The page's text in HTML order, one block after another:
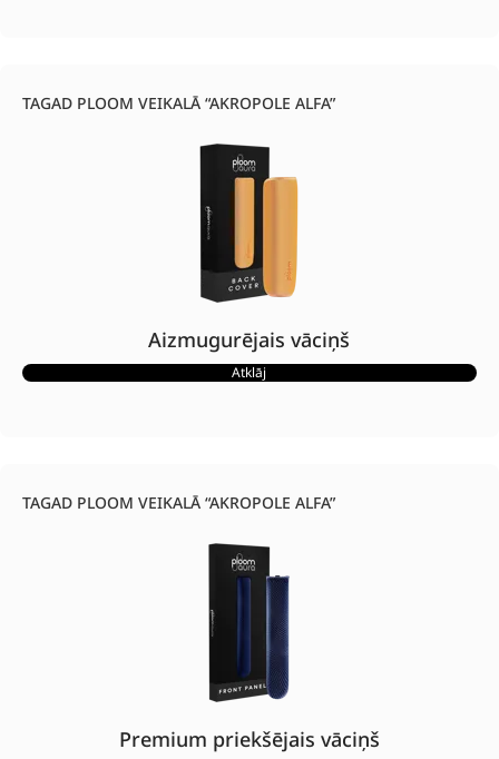
TAGAD PLOOM VEIKALĀ “AKROPOLE ALFA”
Aizmugurējais vāciņš
Atklāj
TAGAD PLOOM VEIKALĀ “AKROPOLE ALFA”
Premium priekšējais vāciņš